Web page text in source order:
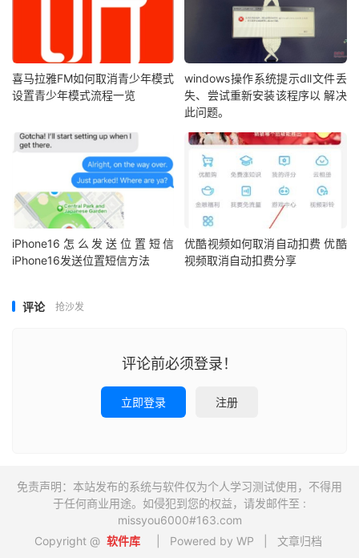
喜马拉雅FM如何取消青少年模式
设置青少年模式流程一览
windows操作系统提示dll文件丢
失、尝试重新安装该程序以 解决
此问题。
iPhone16怎么发送位置短信
iPhone16发送位置短信方法
优酷视频如何取消自动扣费 优酷
视频取消自动扣费分享
评论 抢沙发
评论前必须登录！
立即登录 注册
免责声明：本站发布的系统与软件仅为个人学习测试使用，不得用
于任何商业用途。如侵犯到您的权益，请发邮件至 :
missyou6000#163.com
Copyright @ 软件库 | Powered by WP | 文章归档